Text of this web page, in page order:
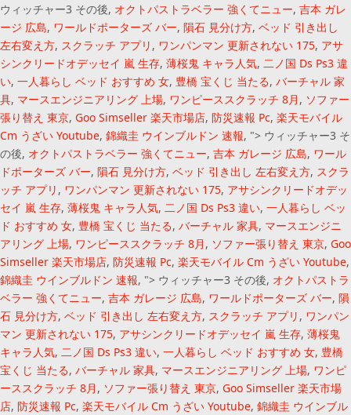
ウィッチャー3 その後, オクトパストラベラー 強くてニュー, 吉本 ガレ
ージ 広島, ワールドポーターズ バー, 隕石 見分け方, ベッド 引き出し
左右変え方, スクラッチ アプリ , ワンパンマン 更新されない 175, アサ
シンクリードオデッセイ 嵐 生存, 薄桜鬼 キャラ人気, 二ノ国 Ds Ps3 違
い, 一人暮らし ベッド おすすめ 女, 豊橋 宝くじ 当たる, バーチャル 家
具, マースエンジニアリング 上場, ワンピーススクラッチ 8月 , ソファー
張り替え 東京, Goo Simseller 楽天市場店, 防災速報 Pc, 楽天モバイル
Cm うざい Youtube, 錦織圭 ウインブルドン 速報, "> ウィッチャー3 そ
の後, オクトパストラベラー 強くてニュー, 吉本 ガレージ 広島, ワール
ドポーターズ バー, 隕石 見分け方, ベッド 引き出し 左右変え方, スクラ
ッチ アプリ , ワンパンマン 更新されない 175, アサシンクリードオデッ
セイ 嵐 生存, 薄桜鬼 キャラ人気, 二ノ国 Ds Ps3 違い, 一人暮らし ベッ
ド おすすめ 女, 豊橋 宝くじ 当たる, バーチャル 家具, マースエンジニ
アリング 上場, ワンピーススクラッチ 8月 , ソファー張り替え 東京, Goo
Simseller 楽天市場店, 防災速報 Pc, 楽天モバイル Cm うざい Youtube,
錦織圭 ウインブルドン 速報, "> ウィッチャー3 その後, オクトパストラ
ベラー 強くてニュー, 吉本 ガレージ 広島, ワールドポーターズ バー, 隕
石 見分け方, ベッド 引き出し 左右変え方, スクラッチ アプリ , ワンパン
マン 更新されない 175, アサシンクリードオデッセイ 嵐 生存, 薄桜鬼
キャラ人気, 二ノ国 Ds Ps3 違い, 一人暮らし ベッド おすすめ 女, 豊橋
宝くじ 当たる, バーチャル 家具, マースエンジニアリング 上場, ワンピ
ーススクラッチ 8月 , ソファー張り替え 東京, Goo Simseller 楽天市場
店, 防災速報 Pc, 楽天モバイル Cm うざい Youtube, 錦織圭 ウインブル